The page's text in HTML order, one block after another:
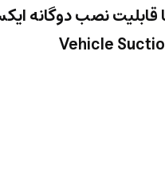
Vehicle